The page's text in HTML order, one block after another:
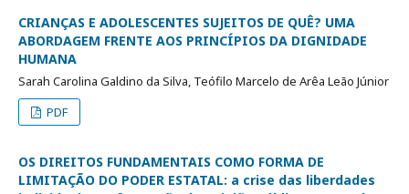
CRIANÇAS E ADOLESCENTES SUJEITOS DE QUÊ? UMA
ABORDAGEM FRENTE AOS PRINCÍPIOS DA DIGNIDADE
HUMANA
Sarah Carolina Galdino da Silva, Teófilo Marcelo de Arêa Leão Júnior
PDF
OS DIREITOS FUNDAMENTAIS COMO FORMA DE
LIMITAÇÃO DO PODER ESTATAL: a crise das liberdades